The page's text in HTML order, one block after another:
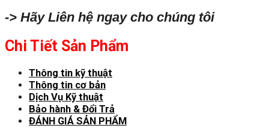
-> Hãy Liên hệ ngay cho chúng tôi
Chi Tiết Sản Phẩm
Thông tin kỹ thuật
Thông tin cơ bản
Dịch Vụ Kỹ thuật
Bảo hành & Đổi Trả
ĐÁNH GIÁ SẢN PHẨM